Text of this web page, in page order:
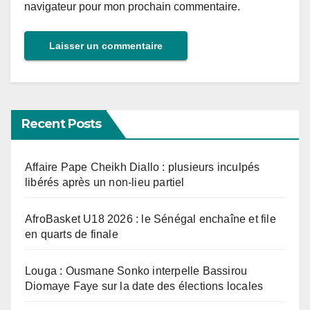
navigateur pour mon prochain commentaire.
Recent Posts
Affaire Pape Cheikh Diallo : plusieurs inculpés
libérés après un non-lieu partiel
AfroBasket U18 2026 : le Sénégal enchaîne et file
en quarts de finale
Louga : Ousmane Sonko interpelle Bassirou
Diomaye Faye sur la date des élections locales